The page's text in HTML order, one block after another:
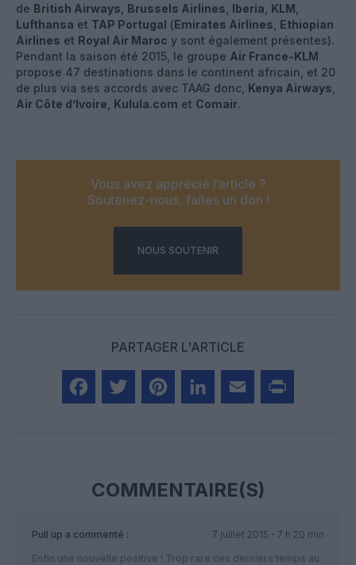
de British Airways Brussels Airlines Iberia KLM
Lufthansa et TAP Portugal (Emirates Airlines Ethiopian
Airlines et Royal Air Maroc y sont également présentes).
Pendant la saison été 2015, le groupe Air France-KLM
propose 47 destinations dans le continent africain, et 20
de plus via ses accords avec TAAG donc, Kenya Airways
Air Côte d’Ivoire Kulula.com et Comair.
Vous avez apprécié l’article ?
Soutenez-nous, faites un don !
NOUS SOUTENIR
PARTAGER L'ARTICLE
COMMENTAIRE(S)
Pull up a commenté :
7 juillet 2015 - 7 h 20 min
Enfin une nouvelle positive ! Trop rare ces derniers temps au